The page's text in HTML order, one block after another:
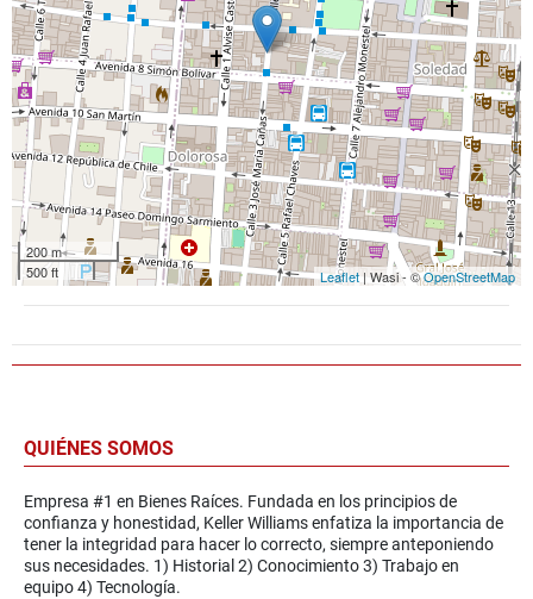
200 m
500 ft
Leaflet| Wasi - ©OpenStreetMap
QUIÉNES SOMOS
Empresa #1 en Bienes Raíces. Fundada en los principios de
confianza y honestidad, Keller Williams enfatiza la importancia de
tener la integridad para hacer lo correcto, siempre anteponiendo
sus necesidades. 1) Historial 2) Conocimiento 3) Trabajo en
equipo 4) Tecnología.